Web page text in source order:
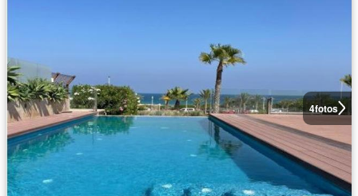
4fotos